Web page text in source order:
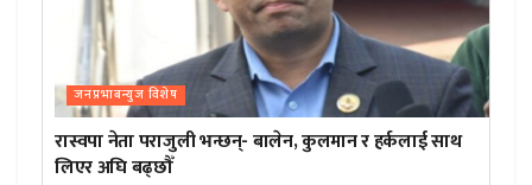
जनप्रभाबन्युज विशेष
रास्वपा नेता पराजुली भन्छन्- बालेन, कुलमान र हर्कलाई साथ
लिएर अघि बढ्छौँ